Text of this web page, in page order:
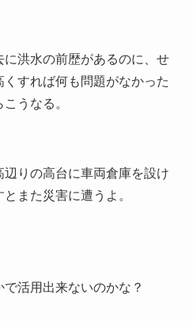
洪水の前歴があるのに、せ
すれば何も問題がなかった
うなる。
りの高台に車両倉庫を設け
また災害に遭うよ。
活用出来ないのかな？